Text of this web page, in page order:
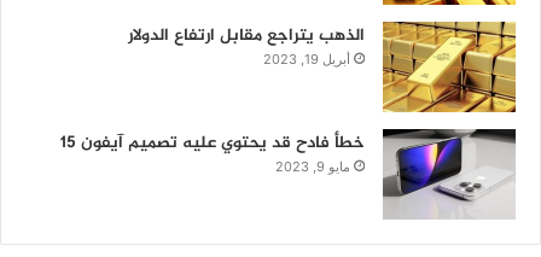
الذهب يتراجع مقابل ارتفاع الدولار
أبريل 19, 2023
خطأ فادح قد يحتوي عليه تصميم آيفون 15
مايو 9, 2023